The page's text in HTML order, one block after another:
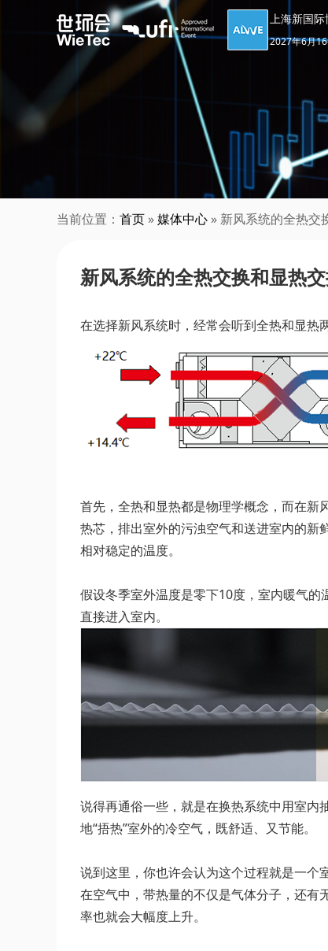
上海新国
2027年6月
当前位置： 首页 »媒体中心 » 新风系统的全热交
新风系统的全热交换和显热
在选择新风系统时，经常会听到全热和显热
首先，全热和显热都是物理学概念，而在新
热芯，排出室外的污浊空气和送进室内的新
相对稳定的温度。
假设冬季室外温度是零下10度，室内暖气
直接进入室内。
说得再通俗一些，就是在换热系统中用室内
地“捂热”室外的冷空气，既舒适、又节能。
说到这里，你也许会认为这个过程就是一个
在空气中，带热量的不仅是气体分子，还有
率也就会大幅度上升。